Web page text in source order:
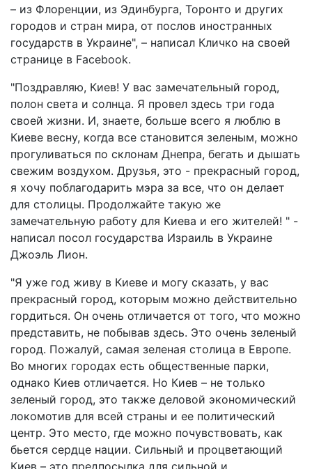
– из Флоренции, из Эдинбурга, Торонто и других
городов и стран мира, от послов иностранных
государств в Украине", – написал Кличко на своей
странице в Facebook.
"Поздравляю, Киев! У вас замечательный город,
полон света и солнца. Я провел здесь три года
своей жизни. И, знаете, больше всего я люблю в
Киеве весну, когда все становится зеленым, можно
прогуливаться по склонам Днепра, бегать и дышать
свежим воздухом. Друзья, это - прекрасный город,
я хочу поблагодарить мэра за все, что он делает
для столицы. Продолжайте такую же
замечательную работу для Киева и его жителей! " -
написал посол государства Израиль в Украине
Джоэль Лион.
"Я уже год живу в Киеве и могу сказать, у вас
прекрасный город, которым можно действительно
гордиться. Он очень отличается от того, что можно
представить, не побывав здесь. Это очень зеленый
город. Пожалуй, самая зеленая столица в Европе.
Во многих городах есть общественные парки,
однако Киев отличается. Но Киев – не только
зеленый город, это также деловой экономический
локомотив для всей страны и ее политический
центр. Это место, где можно почувствовать, как
бьется сердце нации. Сильный и процветающий
Киев – это предпосылка для сильной и